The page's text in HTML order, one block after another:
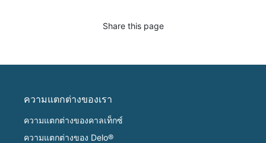
Share this page
ความแตกต่างของเรา
ความแตกต่างของคาลเท็กซ์
ความแตกต่างของ Delo®